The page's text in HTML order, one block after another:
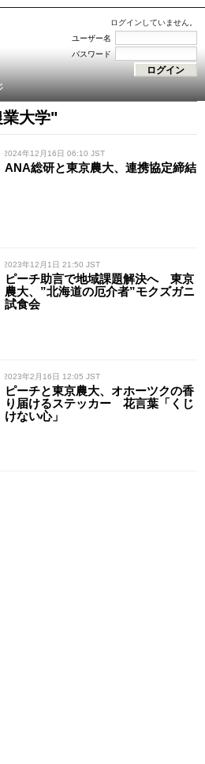
ログインしていません。
ユーザー名
パスワード
大学"
/ 2024年12月16日 06:10 JST
ANA総研と東京農大、連携協定締結
/ 2023年12月1日 21:50 JST
ピーチ助言で地域課題解決へ 東京
農大、”北海道の厄介者”モクズガニ
試食会
/ 2023年2月16日 12:05 JST
ピーチと東京農大、オホーツクの香
り届けるステッカー 花言葉「くじ
けない心」